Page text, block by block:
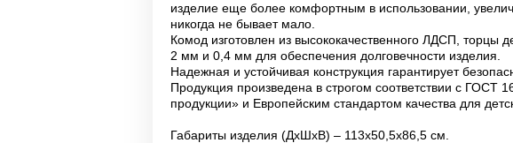
изделие еще более комфортным в использовании,
никогда не бывает мало.
Комод изготовлен из высококачественного ЛДСП, торцы
2 мм и 0,4 мм для обеспечения долговечности изделия.
Надежная и устойчивая конструкция гарантирует
Продукция произведена в строгом соответствии с
продукции» и Европейским стандартом качества для
Габариты изделия (ДхШхВ) – 113х50,5х86,5 см.